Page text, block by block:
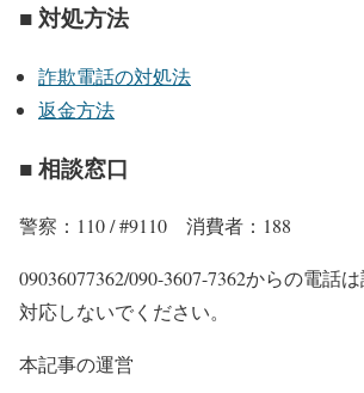
■ 対処方法
詐欺電話の対処法
返金方法
■ 相談窓口
警察：110 / #9110 消費者：188
09036077362/090-3607-7362からの電話
対応しないでください。
本記事の運営